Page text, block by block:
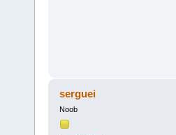
serguei
Noob